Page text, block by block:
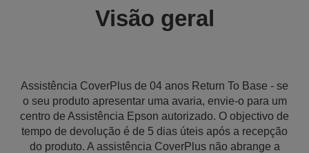
Visão geral
Assistência CoverPlus de 04 anos Return To Base - se
o seu produto apresentar uma avaria, envie-o para um
centro de Assistência Epson autorizado. O objectivo de
tempo de devolução é de 5 dias úteis após a recepção
do produto. A assistência CoverPlus não abrange a